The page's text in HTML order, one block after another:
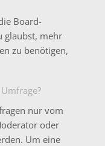
Board-
glaubst, mehr
zu benötigen,
nur vom
oder
Um eine